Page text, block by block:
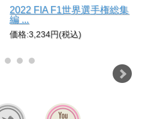
2022 FIA F1世界選手権総集
編 ...
価格:3,234円(税込)